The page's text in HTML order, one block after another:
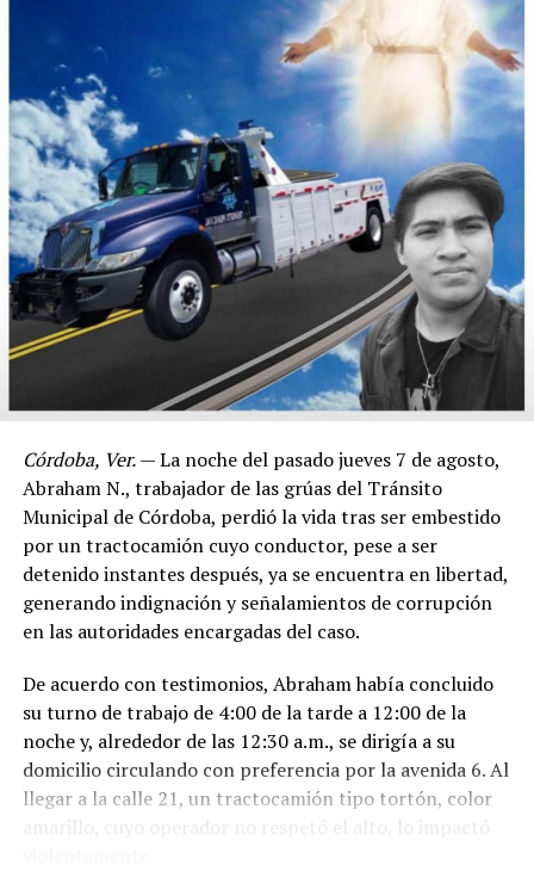
Córdoba, Ver.— La noche del pasado jueves 7 de agosto,
Abraham N., trabajador de las grúas del Tránsito
Municipal de Córdoba, perdió la vida tras ser embestido
por un tractocamión cuyo conductor, pese a ser
detenido instantes después, ya se encuentra en libertad,
generando indignación y señalamientos de corrupción
en las autoridades encargadas del caso.
De acuerdo con testimonios, Abraham había concluido
su turno de trabajo de 4:00 de la tarde a 12:00 de la
noche y, alrededor de las 12:30 a.m., se dirigía a su
domicilio circulando con preferencia por la avenida 6. Al
llegar a la calle 21, un tractocamión tipo tortón, color
amarillo, cuyo operador no respetó el alto, lo impactó